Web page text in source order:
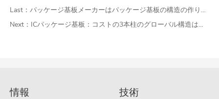
Last： パッケージ基板メーカーはパッケージ基板の構造の作り方を紹介している
Next： ICパッケージ基板：コストの3本柱のグローバル構造は低下傾向
情報 技術